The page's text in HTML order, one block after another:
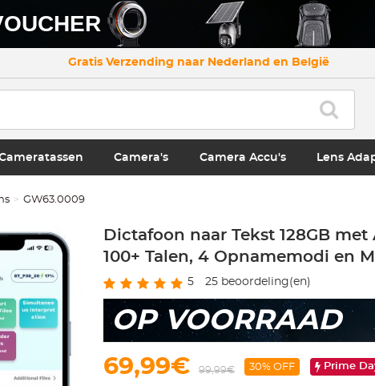
Gratis Verzending naar Nederland en België
Camera's Camera Accu's Lens
GW63.0009
Dictafoon naar Tekst 128GB
100+ Talen, 4 Opnamemodi en
5 25beoordeling(en)
OP VOORRAAD
69,99€ 99,99€ 30% OFF Prime